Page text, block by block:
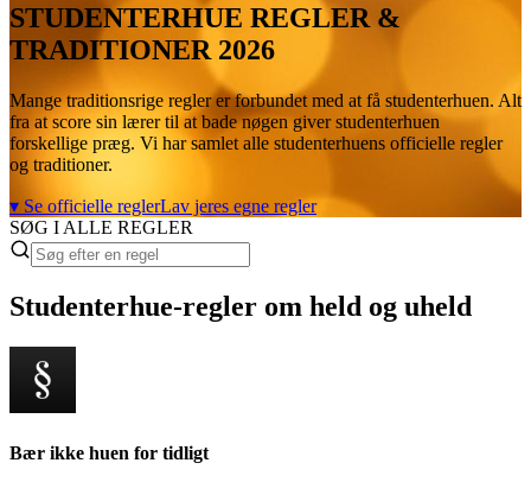
STUDENTERHUE REGLER &
TRADITIONER 2026
Mange traditionsrige regler er forbundet med at få studenterhuen. Alt
fra at score sin lærer til at bade nøgen giver studenterhuen
forskellige præg. Vi har samlet alle studenterhuens officielle regler
og traditioner.
▾ Se officielle reglerLav jeres egne regler
SØG I ALLE REGLER
Studenterhue-regler om held og uheld
Bær ikke huen for tidligt